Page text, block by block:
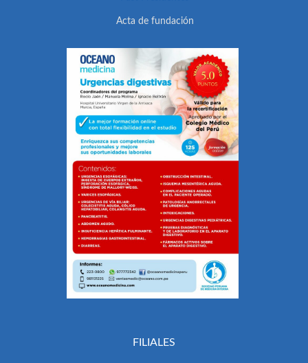
Acta de fundación
FILIALES